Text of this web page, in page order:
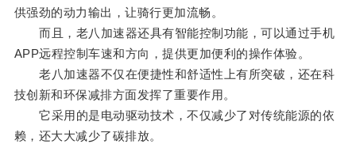
供强劲的动力输出，让骑行更加流畅。
而且，老八加速器还具有智能控制功能，可以通过手机
APP远程控制车速和方向，提供更加便利的操作体验。
老八加速器不仅在便捷性和舒适性上有所突破，还在科
技创新和环保减排方面发挥了重要作用。
它采用的是电动驱动技术，不仅减少了对传统能源的依
赖，还大大减少了碳排放。